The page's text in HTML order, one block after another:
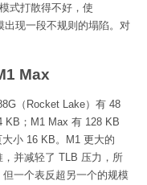
式打散得不好，使
出现一段不规则的塌陷。对
Max
（Rocket Lake）有 48
KB；M1 Max 有 128 KB
小 16 KB。M1 更大的
并减轻了 TLB 压力，所
一个表反超另一个的规模